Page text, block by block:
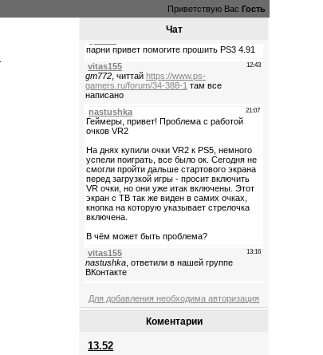
Приветствую Вас Гость
Чат
Для добавления необходима авторизация
Коментарии
13.52